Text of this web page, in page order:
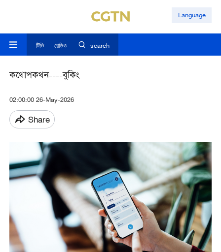
Language
টিভি রেডিও search
কথোপকথন----বুকিং
02:00:00 26-May-2026
Share